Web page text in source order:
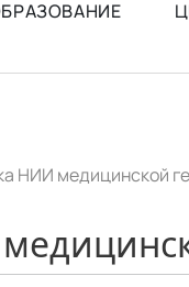
НИИ медицинской